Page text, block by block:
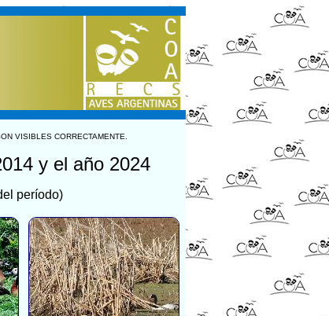
VISIBLES CORRECTAMENTE.
y el año 2024
período)